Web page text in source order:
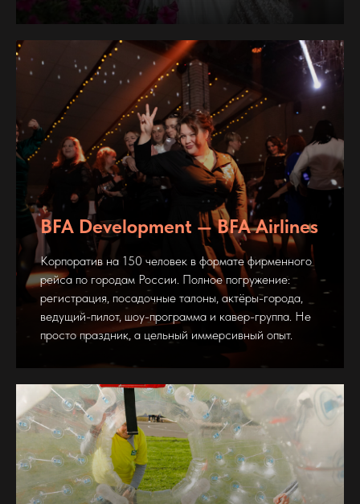
BFA Development — BFA Airlines
Корпоратив на 150 человек в формате фирменного
рейса по городам России. Полное погружение:
регистрация, посадочные талоны, актёры-города,
ведущий-пилот, шоу-программа и кавер-группа. Не
просто праздник, а цельный иммерсивный опыт.